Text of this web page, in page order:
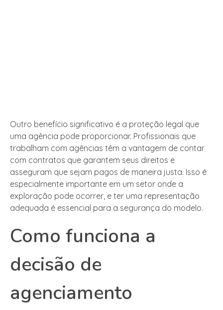
Outro benefício significativo é a proteção legal que
uma agência pode proporcionar. Profissionais que
trabalham com agências têm a vantagem de contar
com contratos que garantem seus direitos e
asseguram que sejam pagos de maneira justa. Isso é
especialmente importante em um setor onde a
exploração pode ocorrer, e ter uma representação
adequada é essencial para a segurança do modelo.
Como funciona a
decisão de
agenciamento